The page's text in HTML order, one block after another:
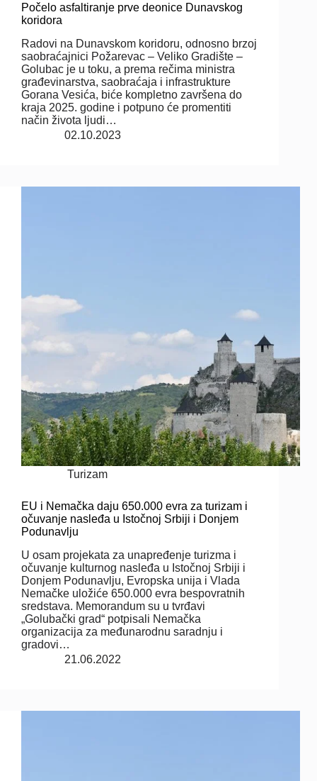
Počelo asfaltiranje prve deonice Dunavskog
koridora
Radovi na Dunavskom koridoru, odnosno brzoj
saobraćajnici Požarevac – Veliko Gradište –
Golubac je u toku, a prema rečima ministra
građevinarstva, saobraćaja i infrastrukture
Gorana Vesića, biće kompletno završena do
kraja 2025. godine i potpuno će promentiti
način života ljudi…
02.10.2023
Turizam
EU i Nemačka daju 650.000 evra za turizam i
očuvanje nasleđa u Istočnoj Srbiji i Donjem
Podunavlju
U osam projekata za unapređenje turizma i
očuvanje kulturnog nasleđa u Istočnoj Srbiji i
Donjem Podunavlju, Evropska unija i Vlada
Nemačke uložiće 650.000 evra bespovratnih
sredstava. Memorandum su u tvrđavi
„Golubački grad“ potpisali Nemačka
organizacija za međunarodnu saradnju i
gradovi…
21.06.2022